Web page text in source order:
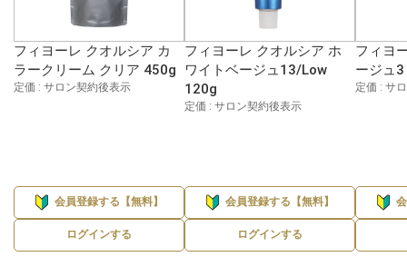
フィヨーレ クオルシア カ
ラークリーム クリア 450g
定価 : サロン契約後表示
会員登録する【無料】
ログインする
フィヨーレ クオルシア ホ
ワイトベージュ13/Low
120g
定価 : サロン契約後表示
会員登録する【無料】
ログインする
フィヨ
ージュ
定価 : サ